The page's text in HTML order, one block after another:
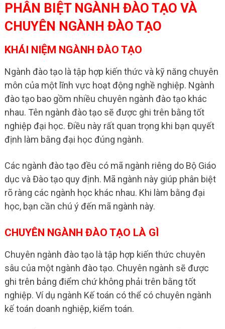
PHÂN BIỆT NGÀNH ĐÀO TẠO VÀ
CHUYÊN NGÀNH ĐÀO TẠO
KHÁI NIỆM NGÀNH ĐÀO TẠO
Ngành đào tạo là tập hợp kiến thức và kỹ năng chuyên
môn của một lĩnh vực hoạt động nghề nghiệp. Ngành
đào tạo bao gồm nhiều chuyên ngành đào tạo khác
nhau. Tên ngành đào tạo sẽ được ghi trên bằng tốt
nghiệp đại học. Điều này rất quan trọng khi bạn quyết
định làm bằng đại học đúng ngành.
Các ngành đào tạo đều có mã ngành riêng do Bộ Giáo
dục và Đào tạo quy định. Mã ngành này giúp phân biệt
rõ ràng các ngành học khác nhau. Khi làm bằng đại
học, bạn cần chú ý đến mã ngành này.
CHUYÊN NGÀNH ĐÀO TẠO LÀ GÌ
Chuyên ngành đào tạo là tập hợp kiến thức chuyên
sâu của một ngành đào tạo. Chuyên ngành sẽ được
ghi trên bảng điểm chứ không phải trên bằng tốt
nghiệp. Ví dụ ngành Kế toán có thể có chuyên ngành
kế toán doanh nghiệp, kiểm toán.